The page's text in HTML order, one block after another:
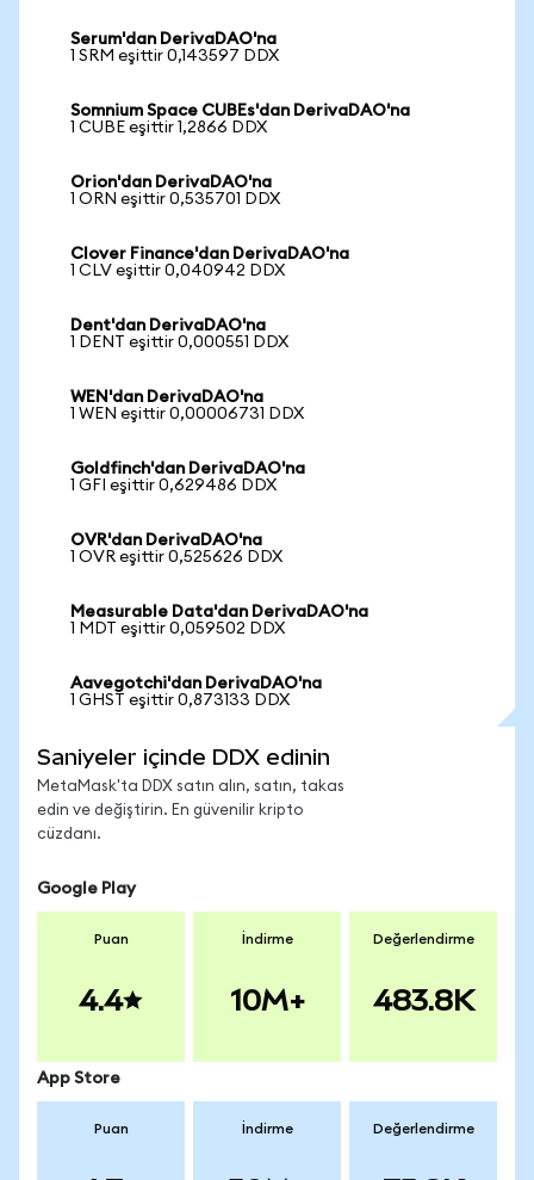
Serum'dan DerivaDAO'na
1 SRM eşittir 0,143597 DDX
Somnium Space CUBEs'dan DerivaDAO'na
1 CUBE eşittir 1,2866 DDX
Orion'dan DerivaDAO'na
1 ORN eşittir 0,535701 DDX
Clover Finance'dan DerivaDAO'na
1 CLV eşittir 0,040942 DDX
Dent'dan DerivaDAO'na
1 DENT eşittir 0,000551 DDX
WEN'dan DerivaDAO'na
1 WEN eşittir 0,00006731 DDX
Goldfinch'dan DerivaDAO'na
1 GFI eşittir 0,629486 DDX
OVR'dan DerivaDAO'na
1 OVR eşittir 0,525626 DDX
Measurable Data'dan DerivaDAO'na
1 MDT eşittir 0,059502 DDX
Aavegotchi'dan DerivaDAO'na
1 GHST eşittir 0,873133 DDX
Saniyeler içinde DDX edinin
MetaMask'ta DDX satın alın, satın, takas
edin ve değiştirin. En güvenilir kripto
cüzdanı.
Google Play
Puan
4.4
İndirme
10M+
Değerlendirme
483.8K
App Store
Puan İndirme Değerlendirme